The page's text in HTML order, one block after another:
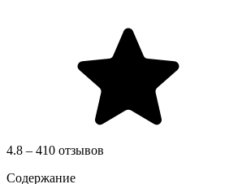
4.8 – 410 отзывов
Содержание